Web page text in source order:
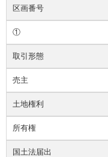
区画番号
①
取引形態
売主
土地権利
所有権
国土法届出